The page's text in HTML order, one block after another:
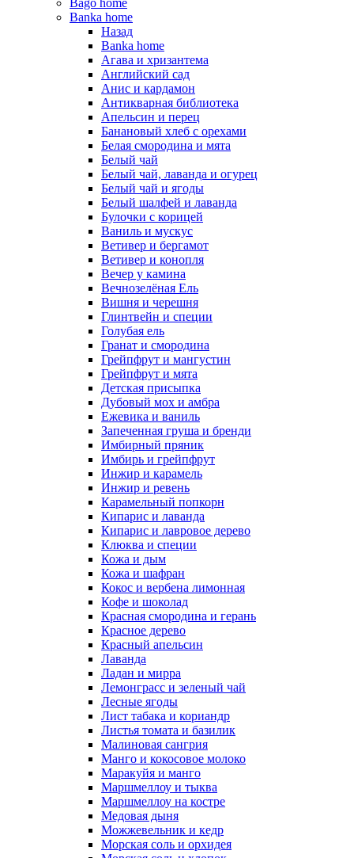
Bago home
Banka home
Назад
Banka home
Агава и хризантема
Английский сад
Анис и кардамон
Антикварная библиотека
Апельсин и перец
Банановый хлеб с орехами
Белая смородина и мята
Белый чай
Белый чай, лаванда и огурец
Белый чай и ягоды
Белый шалфей и лаванда
Булочки с корицей
Ваниль и мускус
Ветивер и бергамот
Ветивер и конопля
Вечер у камина
Вечнозелёная Ель
Вишня и черешня
Глинтвейн и специи
Голубая ель
Гранат и смородина
Грейпфрут и мангустин
Грейпфрут и мята
Детская присыпка
Дубовый мох и амбра
Ежевика и ваниль
Запеченная груша и бренди
Имбирный пряник
Имбирь и грейпфрут
Инжир и карамель
Инжир и ревень
Карамельный попкорн
Кипарис и лаванда
Кипарис и лавровое дерево
Клюква и специи
Кожа и дым
Кожа и шафран
Кокос и вербена лимонная
Кофе и шоколад
Красная смородина и герань
Красное дерево
Красный апельсин
Лаванда
Ладан и мирра
Лемонграсс и зеленый чай
Лесные ягоды
Лист табака и кориандр
Листья томата и базилик
Малиновая сангрия
Манго и кокосовое молоко
Маракуйя и манго
Маршмеллоу и тыква
Маршмеллоу на костре
Медовая дыня
Можжевельник и кедр
Морская соль и орхидея